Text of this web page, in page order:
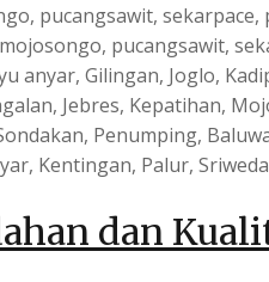
pucangsawit,
pucangsawit,
anyar, Gilingan, Joglo,
Jebres, Kepatihan,
Penumping,
Kentingan, Palur,
dan